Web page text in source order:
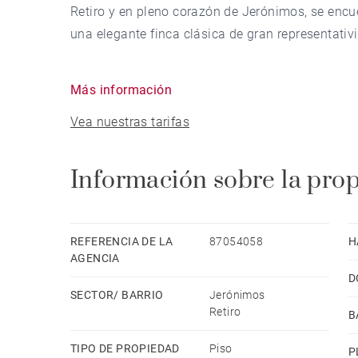
Retiro y en pleno corazón de Jerónimos, se
una elegante finca clásica de gran
sofisticado. La luz natural es protagonista en
del Retiro.
los techos altos, la carpintería original
atmósfera cálida y refinada. La cocina, de
sus líneas limpias, sus acabados de alta
La zona de descanso alberga tres amplios
ofrecer el máximo confort y privacidad. La suite
Más información
Vea nuestras tarifas
Información sobre la
REFERENCIA DE LA
AGENCIA
87054058
SECTOR/ BARRIO
Jerónimos
Retiro
TIPO DE PROPIEDAD Piso